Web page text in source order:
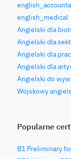
english_medical
Angielski dla
Angielski dla
Angielski dla
Angielski dla
Angielski do
Wojskowy
Popularne
B1 Preliminary